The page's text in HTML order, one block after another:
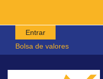
Passar para o conteúdo principal
Entrar
Bolsa de valores